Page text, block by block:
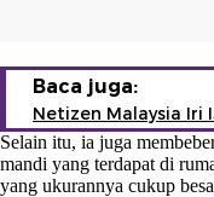
Baca juga:
Netizen Malaysia Iri
Selain itu, ia juga
mandi yang terdapat di
yang ukurannya cukup